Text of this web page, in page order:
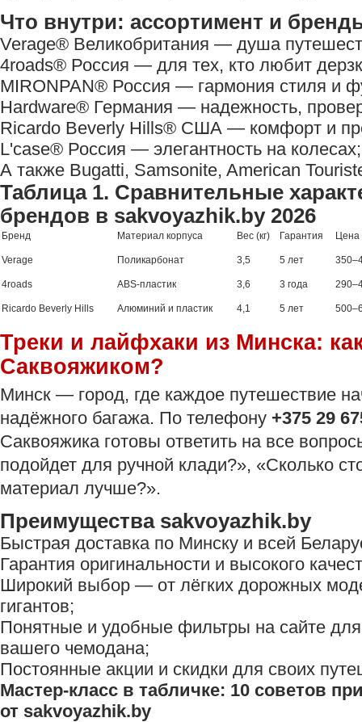
Что внутри: ассортимент и
Verage®️ Великобритания — душа
4roads®️ Россия — для тех, кто любит
MIRONPAN®️ Россия — гармония стиля и
Hardware®️ Германия — надежность,
Ricardo Beverly Hills®️ США — комфорт и
L'case®️ Россия — элегантность на колесах;
А также Bugatti, Samsonite, American
Таблица 1. Сравнительные
брендов в sakvoyazhik.by 2026
Бренд Материал корпуса Вес (кг) Гарантия Цена
Verage Поликарбонат 3,5 5 лет
4roads ABS-пластик 3,6 3 года
Ricardo Beverly Hills Алюминий и пластик 4,1 5 лет
Треки и лайфхаки из Минска:
Саквояжиком?
Минск — город, где каждое путешествие
надёжного багажа. По телефону +375 29
Саквояжика готовы ответить на все
подойдет для ручной клади?», «Сколько
материал лучше?».
Преимущества sakvoyazhik.by
Быстрая доставка по Минску и всей
Гарантия оригинальности и высокого
Широкий выбор — от лёгких дорожных
гигантов;
Понятные и удобные фильтры на сайте для
вашего чемодана;
Постоянные акции и скидки для своих
Мастер-класс в табличке: 10 советов
от sakvoyazhik.by